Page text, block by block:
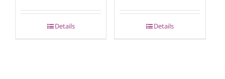
Details Details